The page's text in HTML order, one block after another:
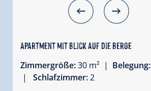
Apartment mit Blick auf die Berge
Zimmergröße:30 m² | Belegung:
|
Schlafzimmer:2